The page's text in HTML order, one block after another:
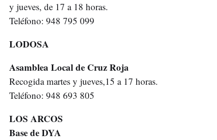
y jueves, de 17 a 18 horas.
Teléfono: 948 795 099
LODOSA
Asamblea Local de Cruz Roja
Recogida martes y jueves,15 a 17 horas.
Teléfono: 948 693 805
LOS ARCOS
Base de DYA